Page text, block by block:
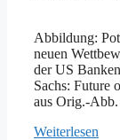
Abbildung:
neuen
der US
Sachs: Future
aus Orig.-
Weiterlesen